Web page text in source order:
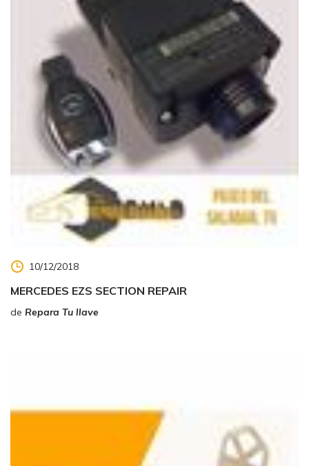
10/12/2018
MERCEDES EZS SECTION REPAIR
de Repara Tu llave